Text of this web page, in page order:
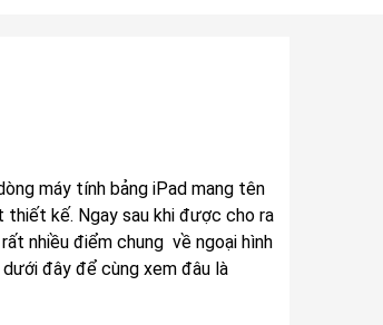
máy tính bảng iPad mang tên
thiết kế. Ngay sau khi được cho ra
nhiều điểm chung về ngoại hình
đây để cùng xem đâu là